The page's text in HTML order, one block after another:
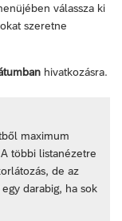
válassza ki
szeretne
hivatkozásra.
maximum
többi listanézetre
de az
darabig, ha sok